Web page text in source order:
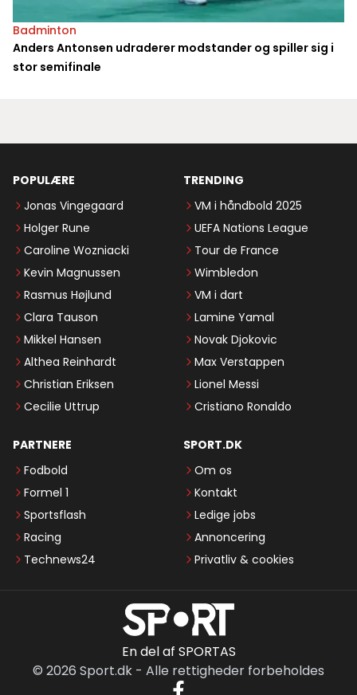
Badminton
Anders Antonsen udraderer modstander og spiller sig i
stor semifinale
POPULÆRE
Jonas Vingegaard
Holger Rune
Caroline Wozniacki
Kevin Magnussen
Rasmus Højlund
Clara Tauson
Mikkel Hansen
Althea Reinhardt
Christian Eriksen
Cecilie Uttrup
TRENDING
VM i håndbold 2025
UEFA Nations League
Tour de France
Wimbledon
VM i dart
Lamine Yamal
Novak Djokovic
Max Verstappen
Lionel Messi
Cristiano Ronaldo
PARTNERE
Fodbold
Formel 1
Sportsflash
Racing
Technews24
SPORT.DK
Om os
Kontakt
Ledige jobs
Annoncering
Privatliv & cookies
En del af SPORTAS
© 2026 Sport.dk - Alle rettigheder forbeholdes